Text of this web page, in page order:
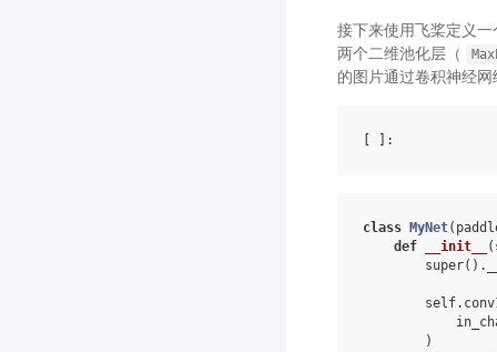
接下来使用飞桨定义
两个二维池化层（
的图片通过卷积神经
class MyNet(
def
__init__ (
super() .
self.
)